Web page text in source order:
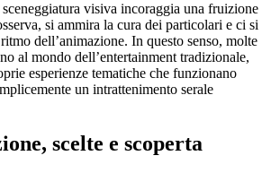
visiva incoraggia una fruizione
si ammira la cura dei particolari e ci si
dell’animazione. In questo senso, molte
al mondo dell’entertainment tradizionale,
esperienze tematiche che funzionano
un intrattenimento serale
scelte e scoperta